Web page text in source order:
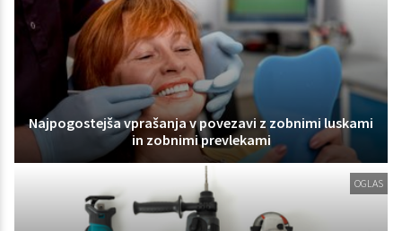
Najpogostejša vprašanja v povezavi z zobnimi luskami
in zobnimi prevlekami
OGLAS